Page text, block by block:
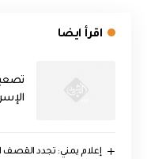
اقرأ ايضا
إعلام يمني: تجدد القصف